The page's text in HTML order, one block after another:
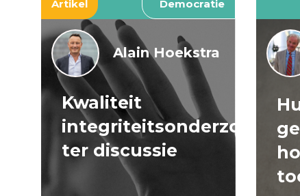
Artikel Democratie
Alain Hoekstra
Kwaliteit
integriteitsonderzoeken
ter discussie